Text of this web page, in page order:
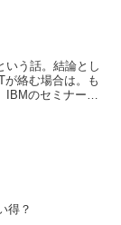
いう話。結論とし
絡む場合は。も
のセミナーに
得？